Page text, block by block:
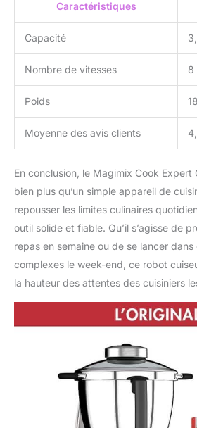
Caractéristiques
Capacité
Nombre de vitesses 8
Poids
Moyenne des avis clients
En conclusion, le Magimix Cook Expert
bien plus qu’un simple appareil de
repousser les limites culinaires
outil solide et fiable. Qu’il s’agisse de
repas en semaine ou de se lancer
complexes le week-end, ce robot
la hauteur des attentes des cuisiniers